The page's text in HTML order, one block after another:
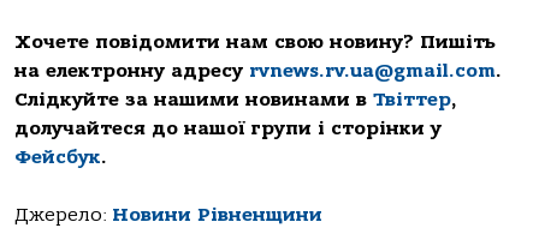
Хочете повідомити нам свою новину? Пишіть
на електронну адресу rvnews.rv.ua@gmail.com.
Слідкуйте за нашими новинами в Твіттер,
долучайтеся до нашої групи і сторінки у
Фейсбук.
Джерело: Новини Рівненщини